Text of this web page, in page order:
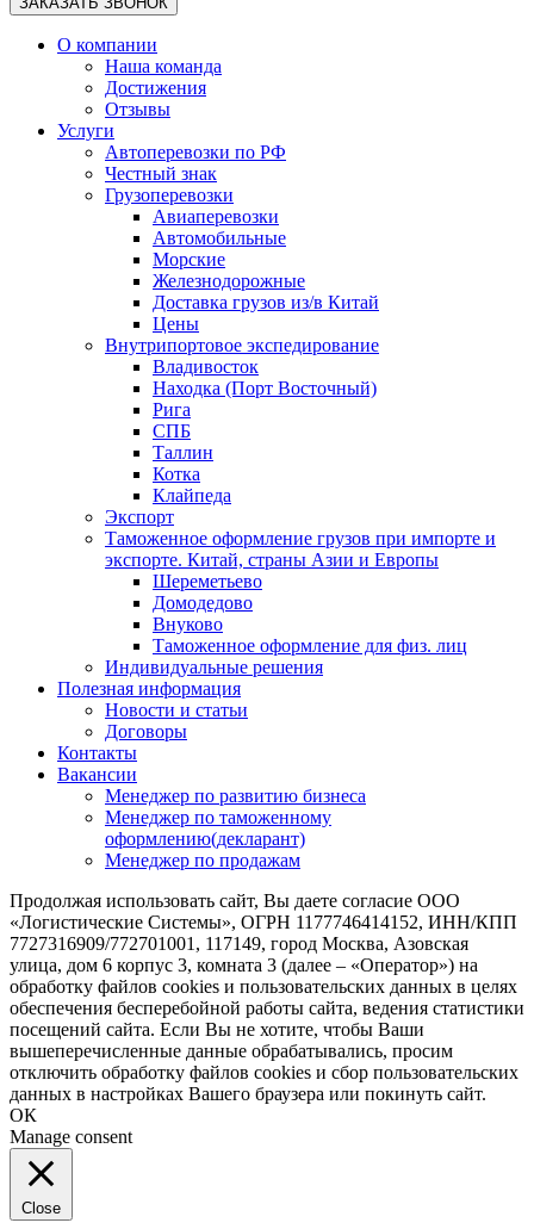
О компании
Наша команда
Достижения
Отзывы
Услуги
Автоперевозки по РФ
Честный знак
Грузоперевозки
Авиаперевозки
Автомобильные
Морские
Железнодорожные
Доставка грузов из/в Китай
Цены
Внутрипортовое экспедирование
Владивосток
Находка (Порт Восточный)
Рига
СПБ
Таллин
Котка
Клайпеда
Экспорт
Таможенное оформление грузов при импорте и
экспорте. Китай, страны Азии и Европы
Шереметьево
Домодедово
Внуково
Таможенное оформление для физ. лиц
Индивидуальные решения
Полезная информация
Новости и статьи
Договоры
Контакты
Вакансии
Менеджер по развитию бизнеса
Менеджер по таможенному
оформлению(декларант)
Менеджер по продажам
Продолжая использовать сайт, Вы даете согласие ООО
«Логистические Системы», ОГРН 1177746414152, ИНН/КПП
7727316909/772701001, 117149, город Москва, Азовская
улица, дом 6 корпус 3, комната 3 (далее – «Оператор») на
обработку файлов cookies и пользовательских данных в целях
обеспечения бесперебойной работы сайта, ведения статистики
посещений сайта. Если Вы не хотите, чтобы Ваши
вышеперечисленные данные обрабатывались, просим
отключить обработку файлов cookies и сбор пользовательских
данных в настройках Вашего браузера или покинуть сайт.
ОК
Manage consent
Close